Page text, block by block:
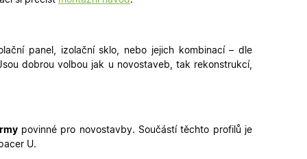
panel, izolační sklo, nebo jejich kombinací – dle
dobrou volbou jak u novostaveb, tak rekonstrukcí,
povinné pro novostavby. Součástí těchto profilů je
U.
Analytics - což
služby Google.
uživatelů
klienta. Je
k výpočtu
jako soubor
stavu relace.
jako je nabízení